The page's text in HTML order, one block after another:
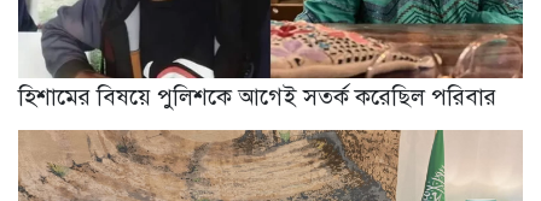
হিশামের বিষয়ে পুলিশকে আগেই সতর্ক করেছিল পরিবার